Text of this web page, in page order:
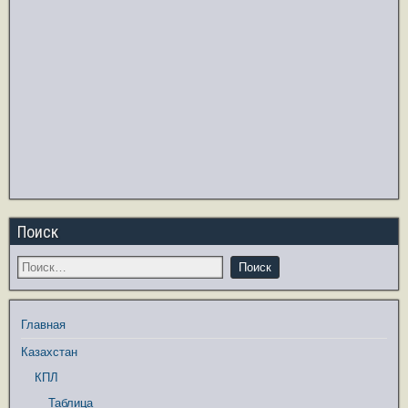
Поиск
Главная
Казахстан
КПЛ
Таблица